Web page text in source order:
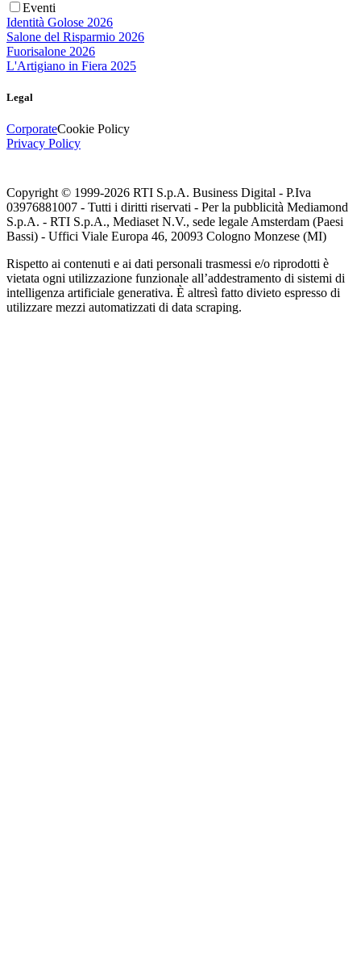
Eventi
Identità Golose 2026
Salone del Risparmio 2026
Fuorisalone 2026
L'Artigiano in Fiera 2025
Legal
CorporateCookie Policy
Privacy Policy
Copyright © 1999-2026 RTI S.p.A. Business Digital - P.Iva
03976881007 - Tutti i diritti riservati - Per la pubblicità Mediamond
S.p.A. - RTI S.p.A., Mediaset N.V., sede legale Amsterdam (Paesi
Bassi) - Uffici Viale Europa 46, 20093 Cologno Monzese (MI)
Rispetto ai contenuti e ai dati personali trasmessi e/o riprodotti è
vietata ogni utilizzazione funzionale all’addestramento di sistemi di
intelligenza artificiale generativa. È altresì fatto divieto espresso di
utilizzare mezzi automatizzati di data scraping.